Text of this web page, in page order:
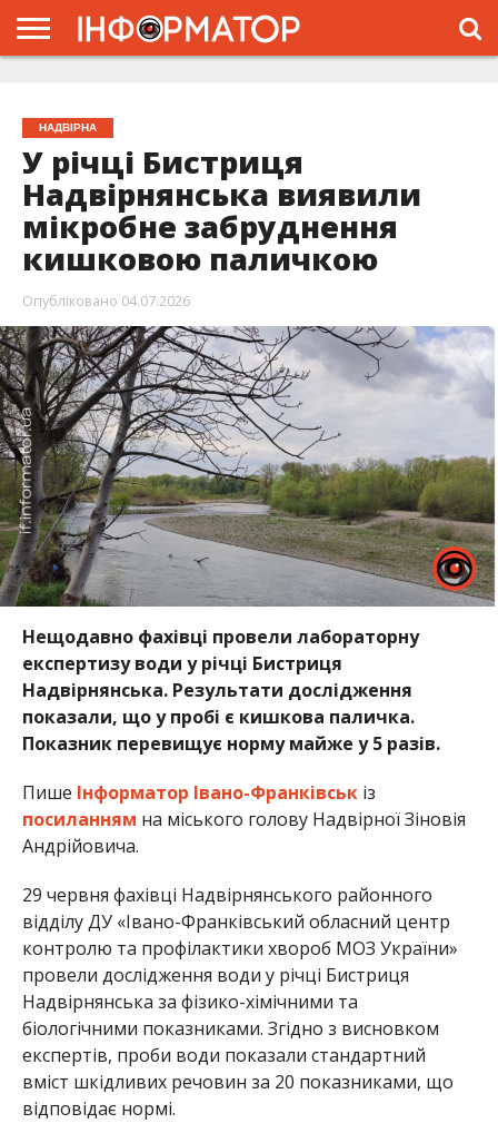
НАДВІРНА
У річці Бистриця
Надвірнянська виявили
мікробне забруднення
кишковою паличкою
Опубліковано 04.07.2026
Нещодавно фахівці провели лабораторну
експертизу води у річці Бистриця
Надвірнянська. Результати дослідження
показали, що у пробі є кишкова паличка.
Показник перевищує норму майже у 5 разів.
Пише Інформатор Івано-Франківськіз
посиланням на міського голову Надвірної Зіновія
Андрійовича.
29 червня фахівці Надвірнянського районного
відділу ДУ «Івано-Франківський обласний центр
контролю та профілактики хвороб МОЗ України»
провели дослідження води у річці Бистриця
Надвірнянська за фізико-хімічними та
біологічними показниками. Згідно з висновком
експертів, проби води показали стандартний
вміст шкідливих речовин за 20 показниками, що
відповідає нормі.